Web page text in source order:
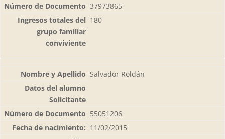
37973865
180
Salvador Roldán
55051206
11/02/2015